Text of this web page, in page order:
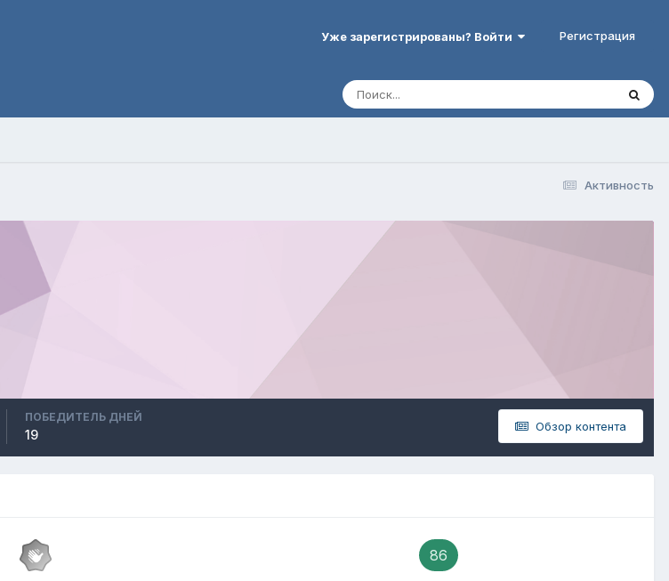
Уже зарегистрированы? Войти Регистрация
Активность
Обзор контента
ПОБЕДИТЕЛЬ ДНЕЙ
19
86